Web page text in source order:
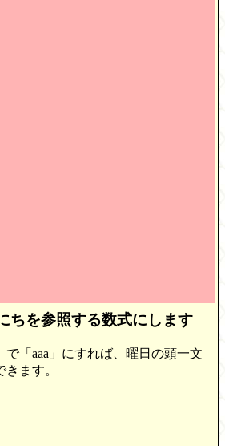
ちを参照する数式にします
で「aaa」にすれば、曜日の頭一文
ます。